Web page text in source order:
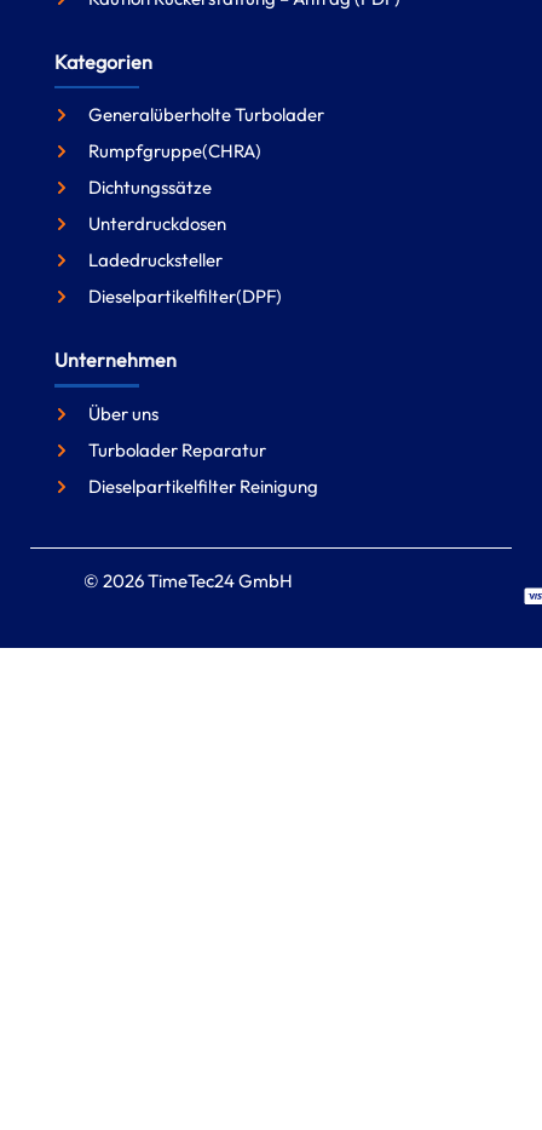
Kategorien
Generalüberholte Turbolader
Rumpfgruppe(CHRA)
Dichtungssätze
Unterdruckdosen
Ladedrucksteller
Dieselpartikelfilter(DPF)
Unternehmen
Über uns
Turbolader Reparatur
Dieselpartikelfilter Reinigung
© 2026 TimeTec24 GmbH